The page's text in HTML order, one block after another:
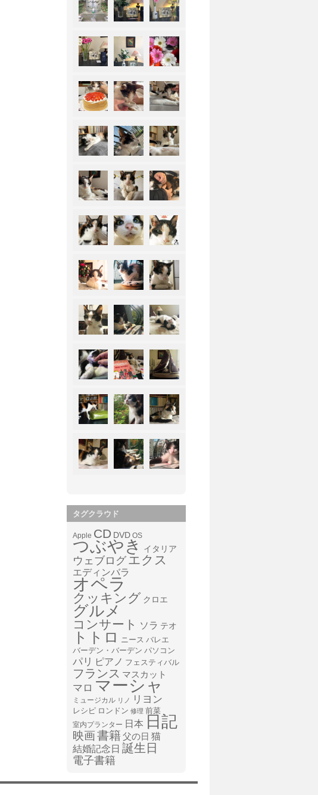
タグクラウド
Apple CD DVD OS
つぶやき イタリア
ウェブログ エクス
エディンバラ
オペラ
クッキング クロエ
グルメ
コンサート ソラ テオ
トトロ ニース バレエ
バーデン・バーデン パソコン
パリ ピアノ フェスティバル
フランス マスカット
マロ マーシャ
ミュージカル リノ リヨン
レシピ ロンドン 修理 前菜
室内プランター 日本 日記
映画書籍 父の日 猫
結婚記念日 誕生日
電子書籍